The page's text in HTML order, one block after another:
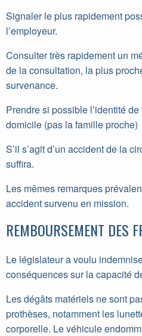
Signaler le plus rapidement
l’employeur.
Consulter très rapidement un
de la consultation, la plus
survenance.
Prendre si possible l’identité
domicile (pas la famille proche)
S’il s’agit d’un accident de la
suffira.
Les mêmes remarques
accident survenu en mission.
REMBOURSEMENT DES
Le législateur a voulu
conséquences sur la capacité
Les dégâts matériels ne sont
prothèses, notamment les
corporelle. Le véhicule